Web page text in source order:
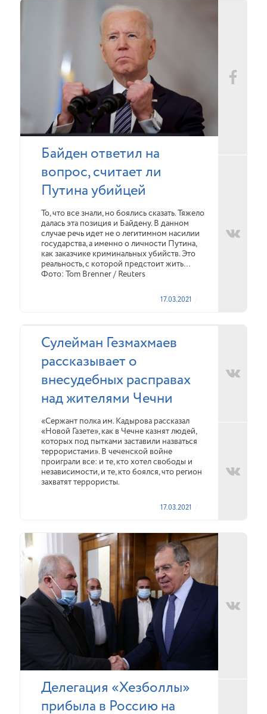
Байден ответил на
вопрос, считает ли
Путина убийцей
То, что все знали, но боялись сказать. Тяжело
далась эта позиция и Байдену. В данном
случае речь идет не о легитимном насилии
государства, а именно о личности Путина,
как заказчике криминальных убийств. Это
реальность, с которой предстоит жить…
Фото: Tom Brenner / Reuters
17.03.2021
Сулейман Гезмахмаев
рассказывает о
внесудебных расправах
над жителями Чечни
«Сержант полка им. Кадырова рассказал
«Новой Газете», как в Чечне казнят людей,
которых под пытками заставили назваться
террористами». В чеченской войне
проиграли все: и те, кто хотел свободы и
независимости, и те, кто боялся, что регион
захватят террористы.
17.03.2021
Делегация «Хезболлы»
прибыла в Россию на